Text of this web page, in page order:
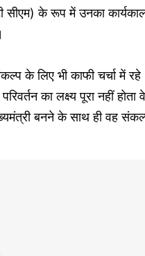
सीएम) के रूप में उनका
के लिए भी काफी चर्चा में
का लक्ष्य पूरा नहीं होता वे
बनने के साथ ही वह